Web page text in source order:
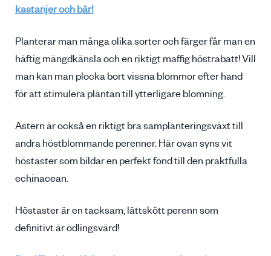
kastanjer och bär!
Planterar man många olika sorter och färger får man en
häftig mängdkänsla och en riktigt maffig höstrabatt! Vill
man kan man plocka bort vissna blommor efter hand
för att stimulera plantan till ytterligare blomning.
Astern är också en riktigt bra samplanteringsväxt till
andra höstblommande perenner. Här ovan syns vit
höstaster som bildar en perfekt fond till den praktfulla
echinacean.
Höstaster är en tacksam, lättskött perenn som
definitivt är odlingsvärd!